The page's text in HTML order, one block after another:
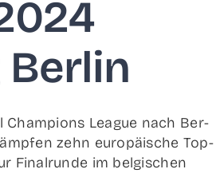
Cham­pi­ons League nach Ber­
zehn euro­päi­sche Top-
Final­run­de im bel­gi­schen